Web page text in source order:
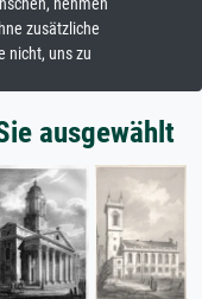
nehmen
zusätzliche
nicht, uns zu
ausgewählt